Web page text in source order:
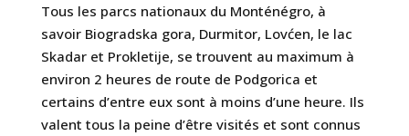
Tous les parcs nationaux du Monténégro, à
savoir Biogradska gora, Durmitor, Lovćen, le lac
Skadar et Prokletije, se trouvent au maximum à
environ 2 heures de route de Podgorica et
certains d’entre eux sont à moins d’une heure. Ils
valent tous la peine d’être visités et sont connus